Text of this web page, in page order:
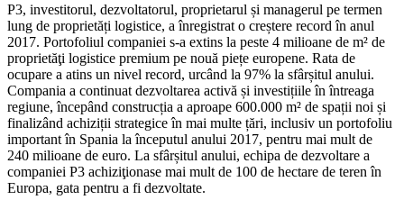
P3, investitorul, dezvoltatorul, proprietarul și managerul pe termen
lung de proprietăți logistice, a înregistrat o creștere record în anul
2017. Portofoliul companiei s-a extins la peste 4 milioane de m² de
proprietăţi logistice premium pe nouă piețe europene. Rata de
ocupare a atins un nivel record, urcând la 97% la sfârșitul anului.
Compania a continuat dezvoltarea activă și investițiile în întreaga
regiune, începând construcția a aproape 600.000 m² de spații noi și
finalizând achiziții strategice în mai multe țări, inclusiv un portofoliu
important în Spania la începutul anului 2017, pentru mai mult de
240 milioane de euro. La sfârșitul anului, echipa de dezvoltare a
companiei P3 achiziţionase mai mult de 100 de hectare de teren în
Europa, gata pentru a fi dezvoltate.